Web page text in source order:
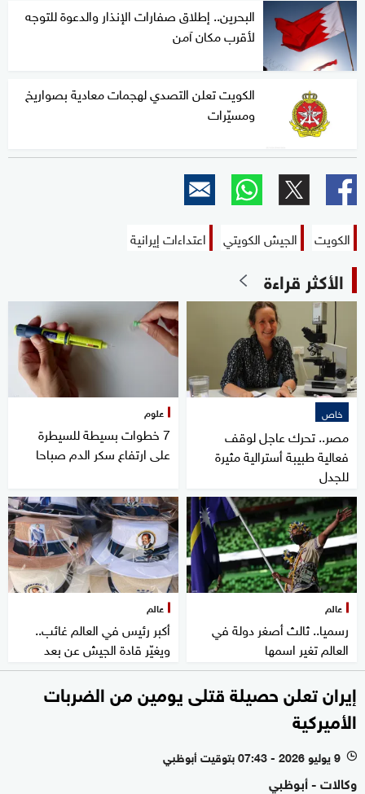
البحرين.. إطلاق صفارات الإنذار والدعوة للتوجه
لأقرب مكان آمن
الكويت تعلن التصدي لهجمات معادية بصواريخ
ومسيّرات
الكويت الجيش الكويتي اعتداءات إيرانية
الأكثر قراءة
خاص
مصر.. تحرك عاجل لوقف
فعالية طبيبة أسترالية مثيرة
للجدل
علوم
7 خطوات بسيطة للسيطرة
على ارتفاع سكر الدم صباحا
عالم
رسميا.. ثالث أصغر دولة في
العالم تغير اسمها
عالم
أكبر رئيس في العالم غائب..
ويغيّر قادة الجيش عن بعد
إيران تعلن حصيلة قتلى يومين من الضربات
الأميركية
l 9 يوليو 2026 - 07:43 بتوقيت أبوظبي
وكالات - أبوظبي